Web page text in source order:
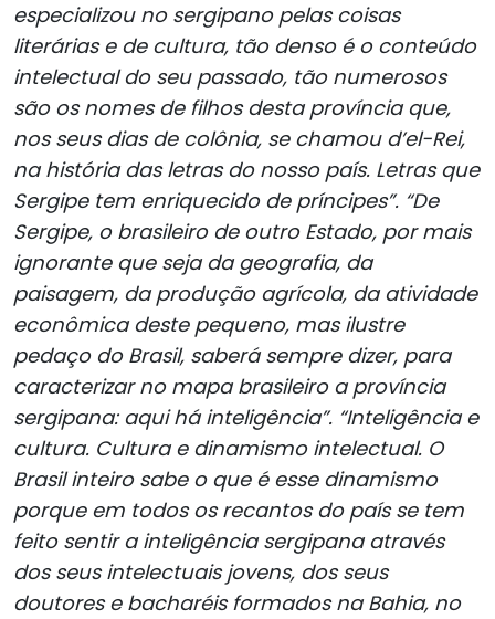
especializou no sergipano pelas coisas
literárias e de cultura, tão denso é o conteúdo
intelectual do seu passado, tão numerosos
são os nomes de filhos desta província que,
nos seus dias de colônia, se chamou d’el-Rei,
na história das letras do nosso país. Letras que
Sergipe tem enriquecido de príncipes”. “De
Sergipe, o brasileiro de outro Estado, por mais
ignorante que seja da geografia, da
paisagem, da produção agrícola, da atividade
econômica deste pequeno, mas ilustre
pedaço do Brasil, saberá sempre dizer, para
caracterizar no mapa brasileiro a província
sergipana: aqui há inteligência”. “Inteligência e
cultura. Cultura e dinamismo intelectual. O
Brasil inteiro sabe o que é esse dinamismo
porque em todos os recantos do país se tem
feito sentir a inteligência sergipana através
dos seus intelectuais jovens, dos seus
doutores e bacharéis formados na Bahia, no